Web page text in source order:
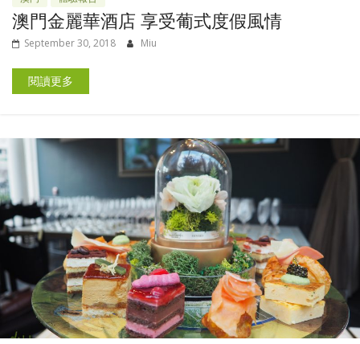
澳門金麗華酒店 享受葡式度假風情
September 30, 2018 Miu
閱讀更多